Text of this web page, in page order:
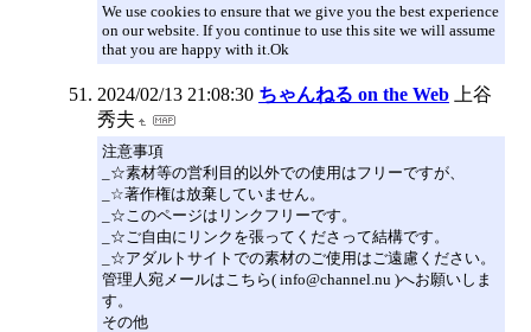
We use cookies to ensure that we give you the best experience
on our website. If you continue to use this site we will assume
that you are happy with it.Ok
2024/02/13 21:08:30 ちゃんねる on the Web
上谷
秀夫
注意事項
_☆素材等の営利目的以外での使用はフリーですが、
_☆著作権は放棄していません。
_☆このページはリンクフリーです。
_☆ご自由にリンクを張ってくださって結構です。
_☆アダルトサイトでの素材のご使用はご遠慮ください。
管理人宛メールはこちら( info@channel.nu )へお願いしま
す。
その他